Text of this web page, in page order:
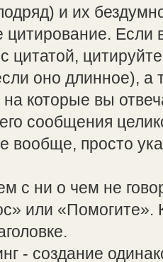
и их
цитирование. Если
цитатой,
оно длинное), а
которые вы
сообщения
вообще, просто
с ни о чем не
или «Помогите».
- создание